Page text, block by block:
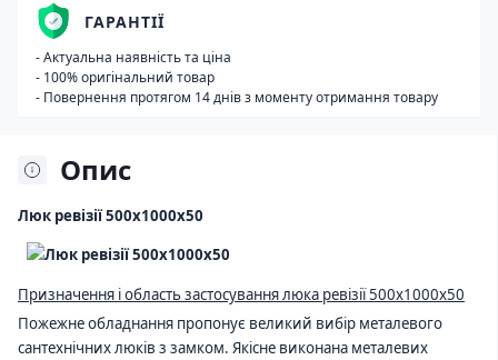
Опис
Люк ревізії 500х1000х50
Призначення і область застосування люка ревізії 500х1000х50
Пожежне обладнання пропонує великий вибір металевого
сантехнічних люків з замком. Якісне виконана металевих
ГАРАНТІЇ
- Актуальна наявність та ціна
- 100% оригінальний товар
- Повернення протягом 14 днів з моменту отримання товару